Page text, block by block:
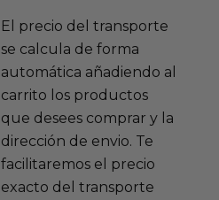
El precio del transporte
se calcula de forma
automática añadiendo al
carrito los productos
que desees comprar y la
dirección de envio. Te
facilitaremos el precio
exacto del transporte